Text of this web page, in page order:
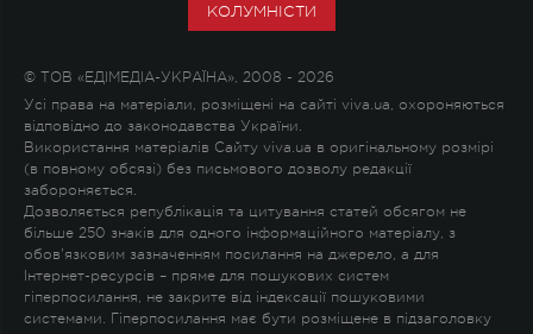
КОЛУМНІСТИ
© ТОВ «ЕДІМЕДІА-УКРАЇНА», 2008 - 2026
Усі права на матеріали, розміщені на сайті viva.ua, охороняються
відповідно до законодавства України.
Використання матеріалів Сайту viva.ua в оригінальному розмірі
(в повному обсязі) без письмового дозволу редакції
забороняється.
Дозволяється републікація та цитування статей обсягом не
більше 250 знаків для одного інформаційного матеріалу, з
обов'язковим зазначенням посилання на джерело, а для
Інтернет-ресурсів – пряме для пошукових систем
гіперпосилання, не закрите від індексації пошуковими
системами. Гіперпосилання має бути розміщене в підзаголовку